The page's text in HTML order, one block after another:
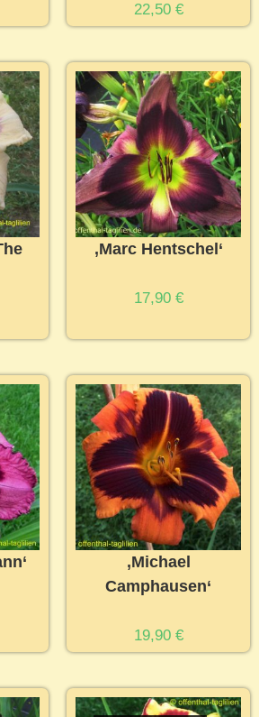
22,50 €
‚Marc Hentschel‘
17,90 €
‚Michael
Camphausen‘
19,90 €